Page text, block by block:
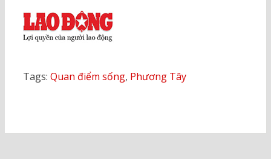
Tags: Quan điểm sống, Phương Tây